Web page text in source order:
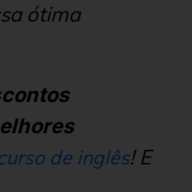
ótima
curso de inglês! E